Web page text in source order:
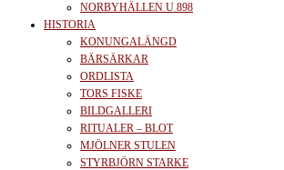
NORBYHÄLLEN U 898
HISTORIA
KONUNGALÄNGD
BÄRSÄRKAR
ORDLISTA
TORS FISKE
BILDGALLERI
RITUALER – BLOT
MJÖLNER STULEN
STYRBJÖRN STARKE